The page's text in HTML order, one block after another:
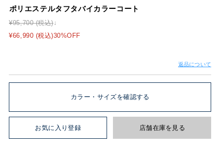
ポリエステルタフタバイカラーコート
¥95,700 (税込)
¥66,990 (税込)30%OFF
返品について
カラー・サイズを確認する
お気に入り登録 店舗在庫を見る